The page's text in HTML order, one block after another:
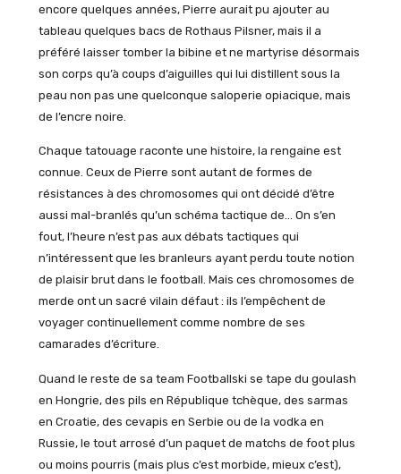
encore quelques années, Pierre aurait pu ajouter au
tableau quelques bacs de Rothaus Pilsner, mais il a
préféré laisser tomber la bibine et ne martyrise désormais
son corps qu’à coups d’aiguilles qui lui distillent sous la
peau non pas une quelconque saloperie opiacique, mais
de l’encre noire.
Chaque tatouage raconte une histoire, la rengaine est
connue. Ceux de Pierre sont autant de formes de
résistances à des chromosomes qui ont décidé d’être
aussi mal-branlés qu’un schéma tactique de… On s’en
fout, l’heure n’est pas aux débats tactiques qui
n’intéressent que les branleurs ayant perdu toute notion
de plaisir brut dans le football. Mais ces chromosomes de
merde ont un sacré vilain défaut : ils l’empêchent de
voyager continuellement comme nombre de ses
camarades d’écriture.
Quand le reste de sa team Footballski se tape du goulash
en Hongrie, des pils en République tchèque, des sarmas
en Croatie, des cevapis en Serbie ou de la vodka en
Russie, le tout arrosé d’un paquet de matchs de foot plus
ou moins pourris (mais plus c’est morbide, mieux c’est),